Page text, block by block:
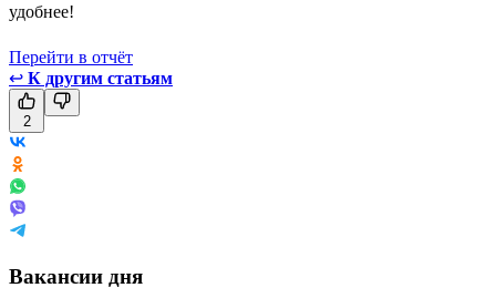
удобнее!
Перейти в отчёт
↩ К другим статьям
2
Вакансии дня